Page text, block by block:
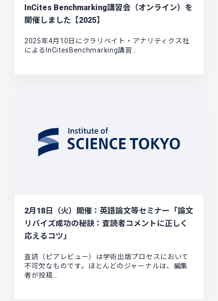
InCites Benchmarking講習会（オンライン）を
開催しました【2025】
2025年4月10日にクラリベイト・アナリティクス社
によるInCitesBenchmarking講習…
2月18日（火）開催：英語論文等セミナー「論文
リバイズ成功の秘訣：査読者コメントに正しく
応えるコツ」
査読（ピアレビュー）は学術出版プロセスにおいて
不可欠なものです。ほとんどのジャーナルは、編集
者が投稿…